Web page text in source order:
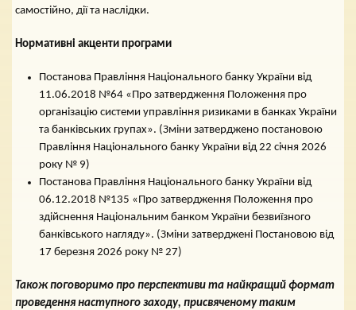
самостійно, дії та наслідки.
Нормативні акценти програми
Постанова Правління Національного банку України від
11.06.2018 №64 «Про затвердження Положення про
організацію системи управління ризиками в банках України
та банківських групах». (Зміни затверджено постановою
Правління Національного банку України від 22 січня 2026
року № 9)
Постанова Правління Національного банку України від
06.12.2018 №135 «Про затвердження Положення про
здійснення Національним банком України безвиїзного
банківського нагляду». (Зміни затверджені Постановою від
17 березня 2026 року № 27)
Також поговоримо про перспективи та найкращий формат
проведення наступного заходу, присвяченому таким